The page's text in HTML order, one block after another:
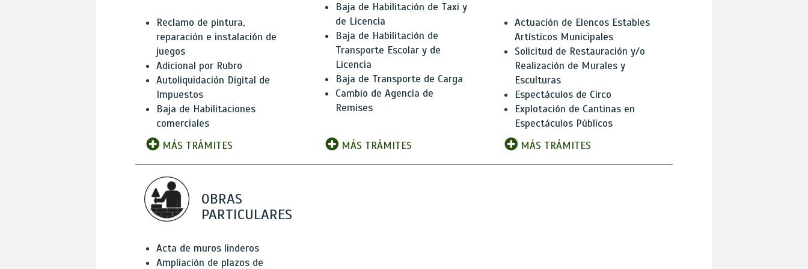
Reclamo de pintura,
reparación e instalación de
juegos
Adicional por Rubro
Autoliquidación Digital de
Impuestos
Baja de Habilitaciones
comerciales
MÁS TRÁMITES
Baja de Habilitación de Taxi y
de Licencia
Baja de Habilitación de
Transporte Escolar y de
Licencia
Baja de Transporte de Carga
Cambio de Agencia de
Remises
MÁS TRÁMITES
Actuación de Elencos Estables
Artísticos Municipales
Solicitud de Restauración y/o
Realización de Murales y
Esculturas
Espectáculos de Circo
Explotación de Cantinas en
Espectáculos Públicos
MÁS TRÁMITES
OBRAS
PARTICULARES
Acta de muros linderos
Ampliación de plazos de